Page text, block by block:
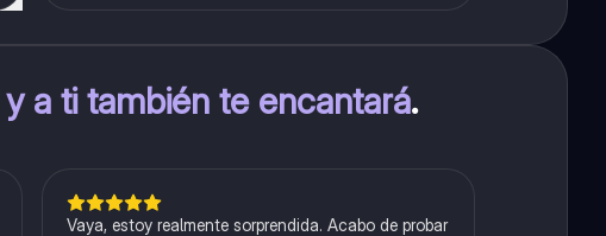
y a ti también te encantará.
Vaya, estoy realmente sorprendida. Acabo de probar